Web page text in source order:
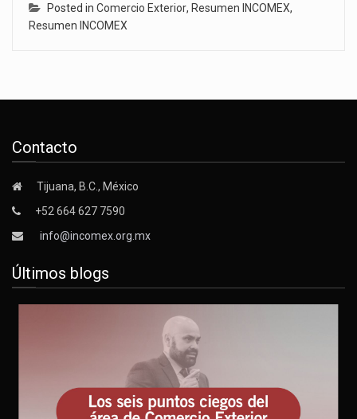
Posted in Comercio Exterior, Resumen INCOMEX,
Resumen INCOMEX
Contacto
Tijuana, B.C., México
+52 664 627 7590
info@incomex.org.mx
Últimos blogs